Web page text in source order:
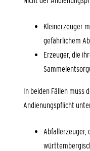
Kleinerzeuger
gefährlichem
Erzeuger, die
In beiden Fällen muss
Andienungspflicht
Abfallerzeuger,